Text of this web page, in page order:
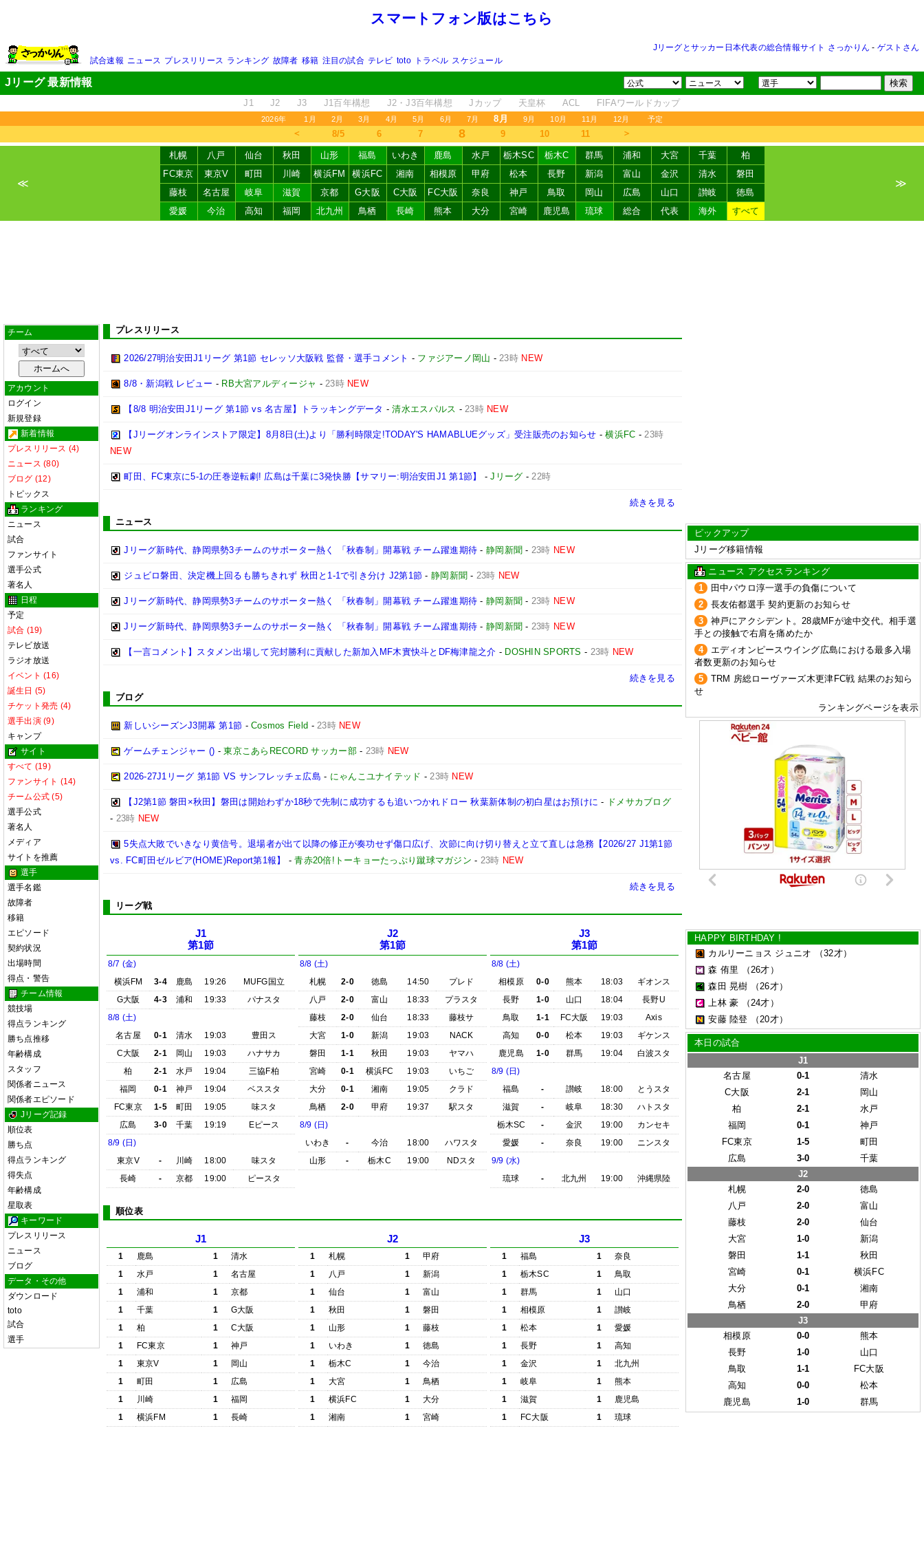
スマートフォン版はこちら
Jリーグとサッカー日本代表の総合情報サイト さっかりん - ゲストさん
試合速報 ニュース プレスリリース ランキング 故障者 移籍 注目の試合 テレビ toto トラベル スケジュール
Jリーグ 最新情報
J1 J2 J3 J1百年構想 J2・J3百年構想 Jカップ 天皇杯 ACL FIFAワールドカップ
2026年 1月 2月 3月 4月 5月 6月 7月 8月 9月 10月 11月 12月 予定
＜ 8/5 6 7 8 9 10 11 ＞
≪
札幌 八戸 仙台 秋田 山形 福島 いわき 鹿島 水戸 栃木SC 栃木C 群馬 浦和 大宮 千葉
柏
FC東京
東京V 町田 川崎 横浜FM 横浜FC 湘南 相模原 甲府 松本 長野 新潟 富山 金沢 清水
磐田
藤枝
名古屋 岐阜 滋賀 京都 G大阪 C大阪 FC大阪 奈良 神戸 鳥取 岡山 広島 山口 讃岐
徳島
愛媛
今治 高知 福岡 北九州 鳥栖 長崎 熊本 大分 宮崎 鹿児島 琉球 総合 代表 海外 すべて
≫
チーム
アカウント
ログイン
新規登録
新着情報
プレスリリース (4)
ニュース (80)
ブログ (12)
トピックス
ランキング
ニュース
試合
ファンサイト
選手公式
著名人
日程
予定
試合 (19)
テレビ放送
ラジオ放送
イベント (16)
誕生日 (5)
チケット発売 (4)
選手出演 (9)
キャンプ
サイト
すべて (19)
ファンサイト (14)
チーム公式 (5)
選手公式
著名人
メディア
サイトを推薦
選手
選手名鑑
故障者
移籍
エピソード
契約状況
出場時間
得点・警告
チーム情報
競技場
得点ランキング
勝ち点推移
年齢構成
スタッフ
関係者ニュース
関係者エピソード
Jリーグ記録
順位表
勝ち点
得点ランキング
得失点
年齢構成
星取表
キーワード
プレスリリース
ニュース
ブログ
データ・その他
ダウンロード
toto
試合
選手
プレスリリース
2026/27明治安田J1リーグ 第1節 セレッソ大阪戦 監督・選手コメント - ファジアーノ岡山 -23時 NEW
8/8・新潟戦 レビュー - RB大宮アルディージャ -23時 NEW
【8/8 明治安田J1リーグ 第1節 vs 名古屋】トラッキングデータ -清水エスパルス -23時 NEW
【Jリーグオンラインストア限定】8月8日(土)より「勝利時限定!TODAY'S HAMABLUEグッズ」受注販売のお知らせ -横浜FC -23時
NEW
町田、FC東京に5-1の圧巻逆転劇! 広島は千葉に3発快勝【サマリー:明治安田J1 第1節】 -Jリーグ -22時
続きを見る
ニュース
Jリーグ新時代、静岡県勢3チームのサポーター熱く 「秋春制」開幕戦 チーム躍進期待 -静岡新聞 - 23時 NEW
ジュビロ磐田、決定機上回るも勝ちきれず 秋田と1-1で引き分け J2第1節 - 静岡新聞 - 23時 NEW
Jリーグ新時代、静岡県勢3チームのサポーター熱く 「秋春制」開幕戦 チーム躍進期待 -静岡新聞 - 23時 NEW
Jリーグ新時代、静岡県勢3チームのサポーター熱く 「秋春制」開幕戦 チーム躍進期待 -静岡新聞 - 23時 NEW
【一言コメント】スタメン出場して完封勝利に貢献した新加入MF木實快斗とDF梅津龍之介 - DOSHIN SPORTS - 23時 NEW
続きを見る
ブログ
新しいシーズンJ3開幕 第1節 -Cosmos Field -23時 NEW
ゲームチェンジャー () -東京こあらRECORD サッカー部- 23時 NEW
2026‐27J1リーグ 第1節 VS サンフレッチェ広島 - にゃんこユナイテッド -23時 NEW
【J2第1節 磐田×秋田】磐田は開始わずか18秒で先制に成功するも追いつかれドロー 秋葉新体制の初白星はお預けに - ドメサカブログ
- 23時 NEW
5失点大敗でいきなり黄信号。退場者が出て以降の修正が奏功せず傷口広げ、次節に向け切り替えと立て直しは急務【2026/27 J1第1節
vs. FC町田ゼルビア(HOME)Report第1報】
-青赤20倍!トーキョーたっぷり蹴球マガジン - 23時 NEW
続きを見る
リーグ戦
J1
第1節
8/7 (金)
横浜FM
3-4 鹿島 19:26
MUFG国立
G大阪
4-3 浦和 19:33
パナスタ
8/8 (土)
名古屋
0-1 清水 19:03
豊田ス
C大阪
2-1 岡山 19:03
ハナサカ
柏
2-1 水戸 19:04
三協F柏
福岡
0-1 神戸 19:04
ベススタ
FC東京
1-5 町田 19:05
味スタ
広島
3-0 千葉 19:19
Eピース
8/9 (日)
東京V
- 川崎 18:00
味スタ
長崎
- 京都 19:00 ピースタ
J2
第1節
8/8 (土)
札幌
2-0 徳島 14:50
プレド
八戸
2-0 富山 18:33
プラスタ
藤枝
2-0 仙台 18:33
藤枝サ
大宮
1-0 新潟 19:03
NACK
磐田
1-1 秋田 19:03
ヤマハ
宮崎
0-1 横浜FC 19:03
いちご
大分
0-1 湘南 19:05
クラド
鳥栖
2-0 甲府 19:37
駅スタ
8/9 (日)
いわき
- 今治 18:00
ハワスタ
山形
- 栃木C 19:00 NDスタ
J3
第1節
8/8 (土)
相模原
0-0 熊本 18:03
ギオンス
長野
1-0 山口 18:04
長野U
鳥取
1-1 FC大阪 19:03
Axis
高知
0-0 松本 19:03
ギケンス
鹿児島
1-0 群馬 19:04
白波スタ
8/9 (日)
福島
- 讃岐 18:00
とうスタ
滋賀
- 岐阜 18:30
ハトスタ
栃木SC
- 金沢 19:00
カンセキ
愛媛
- 奈良 19:00
ニンスタ
9/9 (水)
琉球
- 北九州 19:00 沖縄県陸
順位表
J1
1 鹿島 1
清水
1
水戸 1
名古屋
1
浦和 1
京都
1
千葉 1
G大阪
1
柏 1
C大阪
1
FC東京 1
神戸
1
東京V 1
岡山
1
町田 1
広島
1
川崎 1
福岡
1
横浜FM 1 長崎
J2
1 札幌 1
甲府
1
八戸 1
新潟
1
仙台 1
富山
1
秋田 1
磐田
1
山形 1
藤枝
1
いわき 1
徳島
1
栃木C 1
今治
1
大宮 1
鳥栖
1
横浜FC 1
大分
1
湘南 1 宮崎
J3
1 福島 1
奈良
1
栃木SC 1
鳥取
1
群馬 1
山口
1
相模原 1
讃岐
1
松本 1
愛媛
1
長野 1
高知
1
金沢 1
北九州
1
岐阜 1
熊本
1
滋賀 1
鹿児島
1
FC大阪 1 琉球
ピックアップ
Jリーグ移籍情報
ニュース アクセスランキング
1
田中パウロ淳一選手の負傷について
2
長友佑都選手 契約更新のお知らせ
3
神戸にアクシデント。28歳MFが途中交代。相手選
手との接触で右肩を痛めたか
4
エディオンピースウイング広島における最多入場
者数更新のお知らせ
5
TRM 房総ローヴァーズ木更津FC戦 結果のお知ら
せ
ランキングページを表示
HAPPY BIRTHDAY !
カルリーニョス ジュニオ
（32才）
森 侑里
（26才）
森田 晃樹
（26才）
上林 豪
（24才）
安藤 陸登
（20才）
本日の試合
J1
名古屋
0-1
清水
C大阪
2-1
岡山
柏
2-1
水戸
福岡
0-1
神戸
FC東京
1-5
町田
広島
3-0
千葉
J2
札幌
2-0
徳島
八戸
2-0
富山
藤枝
2-0
仙台
大宮
1-0
新潟
磐田
1-1
秋田
宮崎
0-1
横浜FC
大分
0-1
湘南
鳥栖
2-0
甲府
J3
相模原
0-0
熊本
長野
1-0
山口
鳥取
1-1
FC大阪
高知
0-0
松本
鹿児島
1-0 群馬